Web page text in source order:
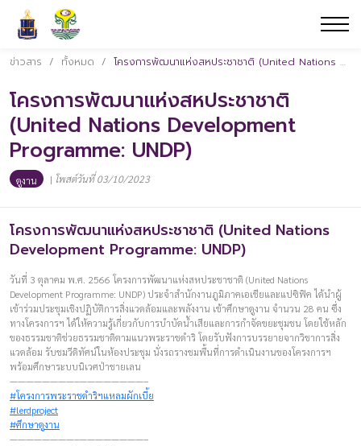
ข่าวสาร / ทั้งหมด / โครงการพัฒนาแห่งสหประชาชาติ (United Nations Development Programme: UNDP)
โครงการพัฒนาแห่งสหประชาชาติ
(United Nations Development
Programme: UNDP)
ดูงาน | โพสต์วันที่ 03/10/2023
โครงการพัฒนาแห่งสหประชาชาติ (United Nations
Development Programme: UNDP)
วันที่ 3 ตุลาคม พ.ศ. 2566 โครงการพัฒนาแห่งสหประชาชาติ (United Nations
Development Programme: UNDP) ประจำสำนักงานภูมิภาคเอเชียและแปซิฟิค ได้นำผู้
เข้าร่วมประชุมเชิงปฏิบัติการสิ่งแวดล้อมและพลังงาน เข้าศึกษาดูงาน จำนวน 28 คน ซึ่ง
ทางโครงการฯ ได้ให้ความรู้เกี่ยวกับการบำบัดน้ำเสียและการกำจัดขยะชุมชน โดยใช้หลัก
ของธรรมชาติช่วยธรรมชาติตามแนวพระราชดำริ โดยรับฟังการบรรยายจากวิชาการสิ่ง
แวดล้อม รับชมวีดิทัศน์ในห้องประชุม นั่งรถรางชมพื้นที่การดำเนินงานของโครงการฯ
พร้อมศึกษาระบบนิเวศป่าชายเลน
————————–————————–
#โครงการพระราชดำริฯแหลมผักเบี้ย
#lerdproject
#ศึกษาดูงาน
————————–————————–